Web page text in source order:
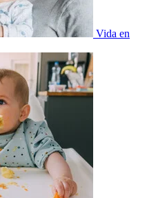
Vida en